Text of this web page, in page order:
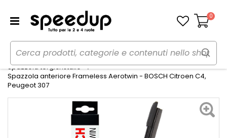
Carrello
0
Home Auto
Spazzole tergicristallo
Spazzola tergicristallo
Spazzola anteriore Frameless Aerotwin - BOSCH Citroen C4,
Peugeot 307